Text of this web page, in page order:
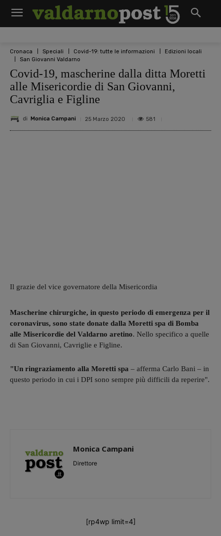
Cronaca Speciali Covid-19: tutte le informazioni
Edizioni locali
San Giovanni Valdarno
Covid-19, mascherine dalla ditta Moretti
alle Misericordie di San Giovanni,
Cavriglia e Figline
di Monica Campani 25 Marzo 2020 581
Il grazie del vice governatore della Misericordia
Mascherine chirurgiche, in questo periodo di emergenza per il
coronavirus, sono state donate dalla Moretti spa di Bomba
alle Misericordie del Valdarno aretino. Nello specifico a quelle
di San Giovanni, Cavriglie e Figline.
"Un ringraziamento alla Moretti spa – afferma Carlo Bani – in
questo periodo in cui i DPI sono sempre più difficili da reperire".
Monica Campani
Direttore
[rp4wp limit=4]